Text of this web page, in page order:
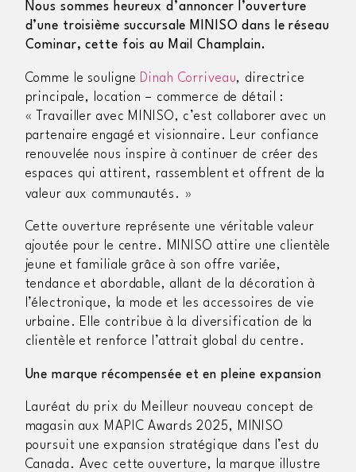
Nous sommes heureux d’annoncer l’ouverture
d’une troisième succursale MINISO dans le réseau
Cominar, cette fois au Mail Champlain.
Comme le souligne Dinah Corriveau, directrice
principale, location – commerce de détail :
« Travailler avec MINISO, c’est collaborer avec un
partenaire engagé et visionnaire. Leur confiance
renouvelée nous inspire à continuer de créer des
espaces qui attirent, rassemblent et offrent de la
valeur aux communautés.
»
Cette ouverture représente une véritable valeur
ajoutée pour le centre. MINISO attire une clientèle
jeune et familiale grâce à son offre variée,
tendance et abordable, allant de la décoration à
l’électronique, la mode et les accessoires de vie
urbaine. Elle contribue à la diversification de la
clientèle et renforce l’attrait global du centre.
Une marque récompensée et en pleine expansion
Lauréat du prix du Meilleur nouveau concept de
magasin aux MAPIC Awards 2025, MINISO
poursuit une expansion stratégique dans l’est du
Canada. Avec cette ouverture, la marque illustre